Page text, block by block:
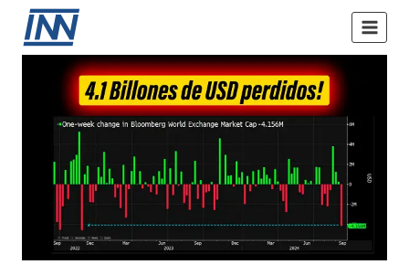
Saltar
contenido